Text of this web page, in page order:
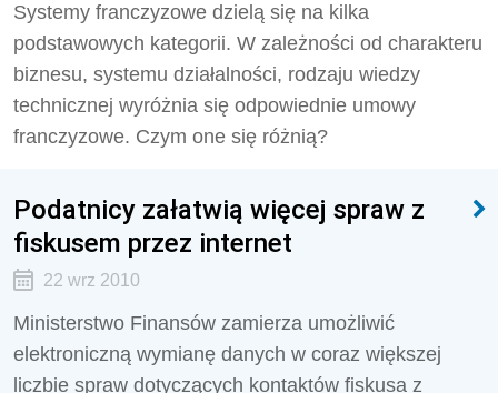
Systemy franczyzowe dzielą się na kilka
podstawowych kategorii. W zależności od charakteru
biznesu, systemu działalności, rodzaju wiedzy
technicznej wyróżnia się odpowiednie umowy
franczyzowe. Czym one się różnią?
Podatnicy załatwią więcej spraw z
fiskusem przez internet
22 wrz 2010
Ministerstwo Finansów zamierza umożliwić
elektroniczną wymianę danych w coraz większej
liczbie spraw dotyczących kontaktów fiskusa z